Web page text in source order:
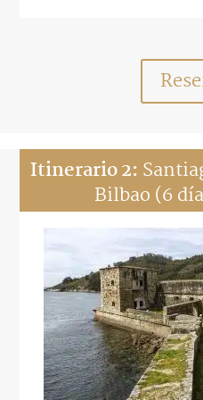
Itinerario 2:
Bilbao (6